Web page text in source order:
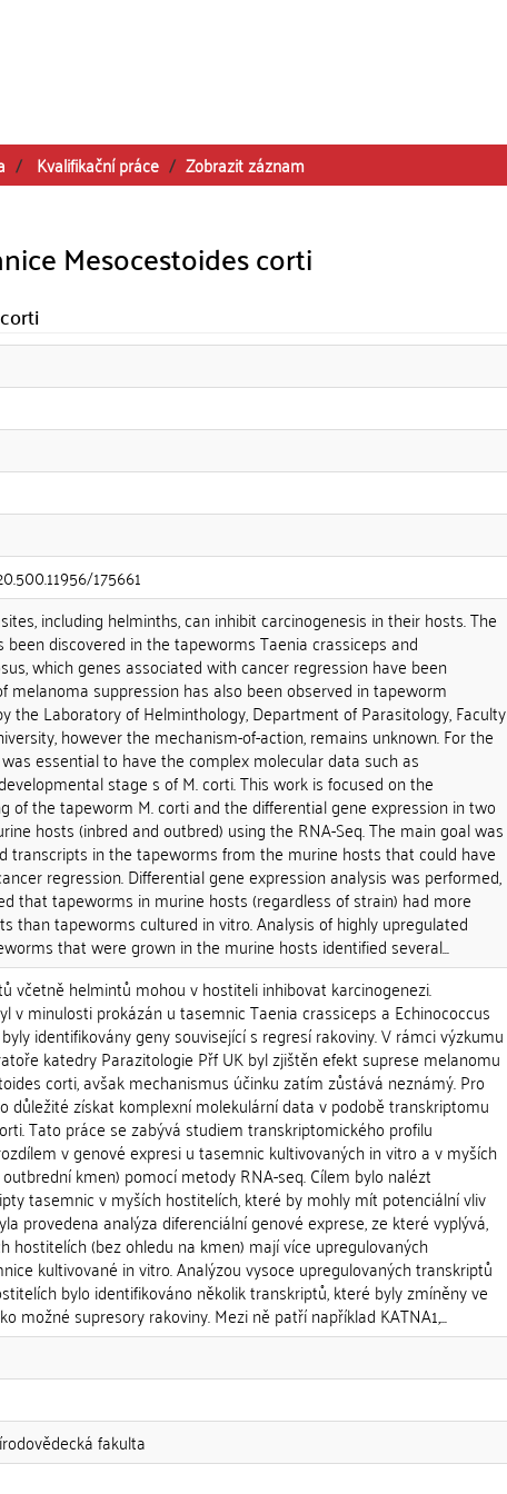
Kvalifikační práce
Zobrazit záznam
Mesocestoides corti
175661
including helminths, can inhibit carcinogenesis in their hosts. The
discovered in the tapeworms Taenia crassiceps and
which genes associated with cancer regression have been
melanoma suppression has also been observed in tapeworm
the Laboratory of Helminthology, Department of Parasitology, Faculty
however the mechanism-of-action, remains unknown. For the
essential to have the complex molecular data such as
stage s of M. corti. This work is focused on the
of the tapeworm M. corti and the differential gene expression in two
hosts (inbred and outbred) using the RNA-Seq. The main goal was
transcripts in the tapeworms from the murine hosts that could have
regression. Differential gene expression analysis was performed,
that tapeworms in murine hosts (regardless of strain) had more
than tapeworms cultured in vitro. Analysis of highly upregulated
that were grown in the murine hosts identified several...
včetně helmintů mohou v hostiteli inhibovat karcinogenezi.
v minulosti prokázán u tasemnic Taenia crassiceps a Echinococcus
identifikovány geny související s regresí rakoviny. V rámci výzkumu
katedry Parazitologie Přf UK byl zjištěn efekt suprese melanomu
corti, avšak mechanismus účinku zatím zůstává neznámý. Pro
důležité získat komplexní molekulární data v podobě transkriptomu
Tato práce se zabývá studiem transkriptomického profilu
v genové expresi u tasemnic kultivovaných in vitro a v myších
kmen) pomocí metody RNA-seq. Cílem bylo nalézt
tasemnic v myších hostitelích, které by mohly mít potenciální vliv
provedena analýza diferenciální genové exprese, ze které vyplývá,
hostitelích (bez ohledu na kmen) mají více upregulovaných
kultivované in vitro. Analýzou vysoce upregulovaných transkriptů
bylo identifikováno několik transkriptů, které byly zmíněny ve
možné supresory rakoviny. Mezi ně patří například KATNA1,...
fakulta